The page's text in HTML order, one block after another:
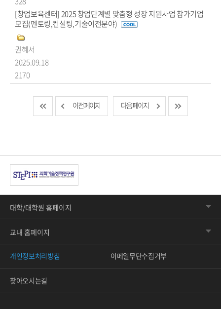
[창업보육센터] 2025 창업단계별 맞춤형 성장 지원사업 참가기업
모집(멘토링,컨설팅,기술이전분야)
권혜서
2025.09.18
2170
이전 페이지 다음 페이지
대학/대학원 홈페이지
교내 홈페이지
개인정보처리방침 이메일무단수집거부
찾아오시는길